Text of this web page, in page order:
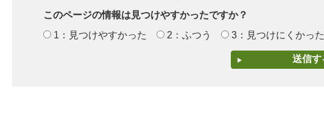
このページの情報は見つけやすかったですか？
1：見つけやすかった
2：ふつう 3：見つけにくかった